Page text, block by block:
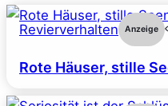
Revierverhalten Anzeige
Rote Häuser, stille